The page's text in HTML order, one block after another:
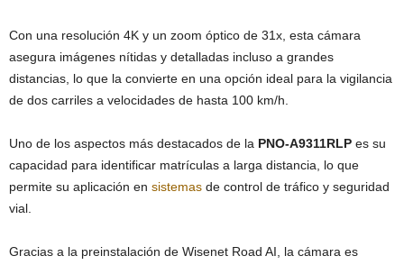
Con una resolución 4K y un zoom óptico de 31x, esta cámara
asegura imágenes nítidas y detalladas incluso a grandes
distancias, lo que la convierte en una opción ideal para la vigilancia
de dos carriles a velocidades de hasta 100 km/h.
Uno de los aspectos más destacados de la PNO-A9311RLP es su
capacidad para identificar matrículas a larga distancia, lo que
permite su aplicación en sistemas de control de tráfico y seguridad
vial.
Gracias a la preinstalación de Wisenet Road AI, la cámara es